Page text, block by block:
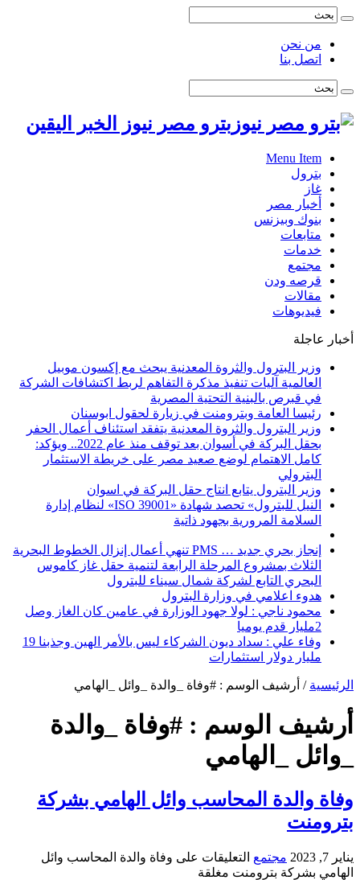
من نحن
اتصل بنا
بترو مصر نيوز الخبر اليقين
Menu Item
بترول
غاز
أخبار مصر
بنوك وبيزنس
متابعات
خدمات
مجتمع
قرصه ودن
مقالات
فيديوهات
أخبار عاجلة
وزير البترول والثروة المعدنية يبحث مع إكسون موبيل
العالمية آليات تنفيذ مذكرة التفاهم لربط اكتشافات الشركة
في قبرص بالبنية التحتية المصرية
رئيسا العامة وبترومنت في زيارة لحقول ابوسنان
وزير البترول والثروة المعدنية يتفقد استئناف أعمال الحفر
بحقل البركة في أسوان بعد توقف منذ عام 2022.. ويؤكد:
كامل الاهتمام لوضع صعيد مصر على خريطة الاستثمار
البترولي
وزير البترول يتابع انتاج حقل البركة في اسوان
النيل للبترول» تحصد شهادة «ISO 39001» لنظام إدارة
السلامة المرورية بجهود ذاتية
إنجاز بحري جديد … PMS تنهي أعمال إنزال الخطوط البحرية
الثلاث بمشروع المرحلة الرابعة لتنمية حقل غاز كاموس
البحري التابع لشركة شمال سيناء للبترول
هدوء اعلامي في وزارة البترول
محمود ناجي : لولا جهود الوزارة في عامين كان الغاز وصل
2مليار قدم يوميا
وفاء علي : سداد ديون الشركاء ليس بالأمر الهين وجذبنا 19
مليار دولار استثمارات
الرئيسية / أرشيف الوسم : #وفاة _والدة _وائل _الهامي
أرشيف الوسم : #وفاة _والدة
_وائل _الهامي
وفاة والدة المحاسب وائل الهامي بشركة
بترومنت
يناير 7, 2023 مجتمع التعليقات على وفاة والدة المحاسب وائل
الهامي بشركة بترومنت مغلقة